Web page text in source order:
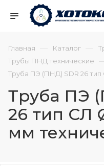
Главная — Каталог —
Трубы ПНД технические
Труба ПЭ (ПНД) SDR 26
Труба ПЭ
26 тип СЛ
мм